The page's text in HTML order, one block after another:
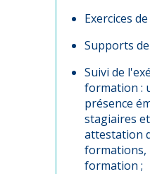
Exercices
Supports
Suivi de
formation :
présence
stagiaires
attestation
formations,
formation ;